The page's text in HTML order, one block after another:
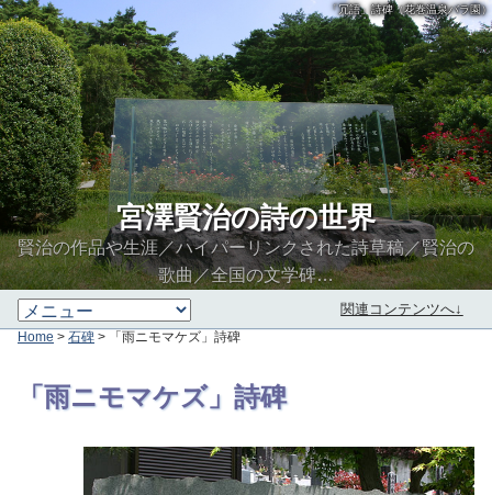
「冗語」詩碑（花巻温泉バラ園）
宮澤賢治の詩の世界
賢治の作品や生涯／ハイパーリンクされた詩草稿／賢治の
歌曲／全国の文学碑…
関連コンテンツへ↓
Home > 石碑 > 「雨ニモマケズ」詩碑
「雨ニモマケズ」詩碑